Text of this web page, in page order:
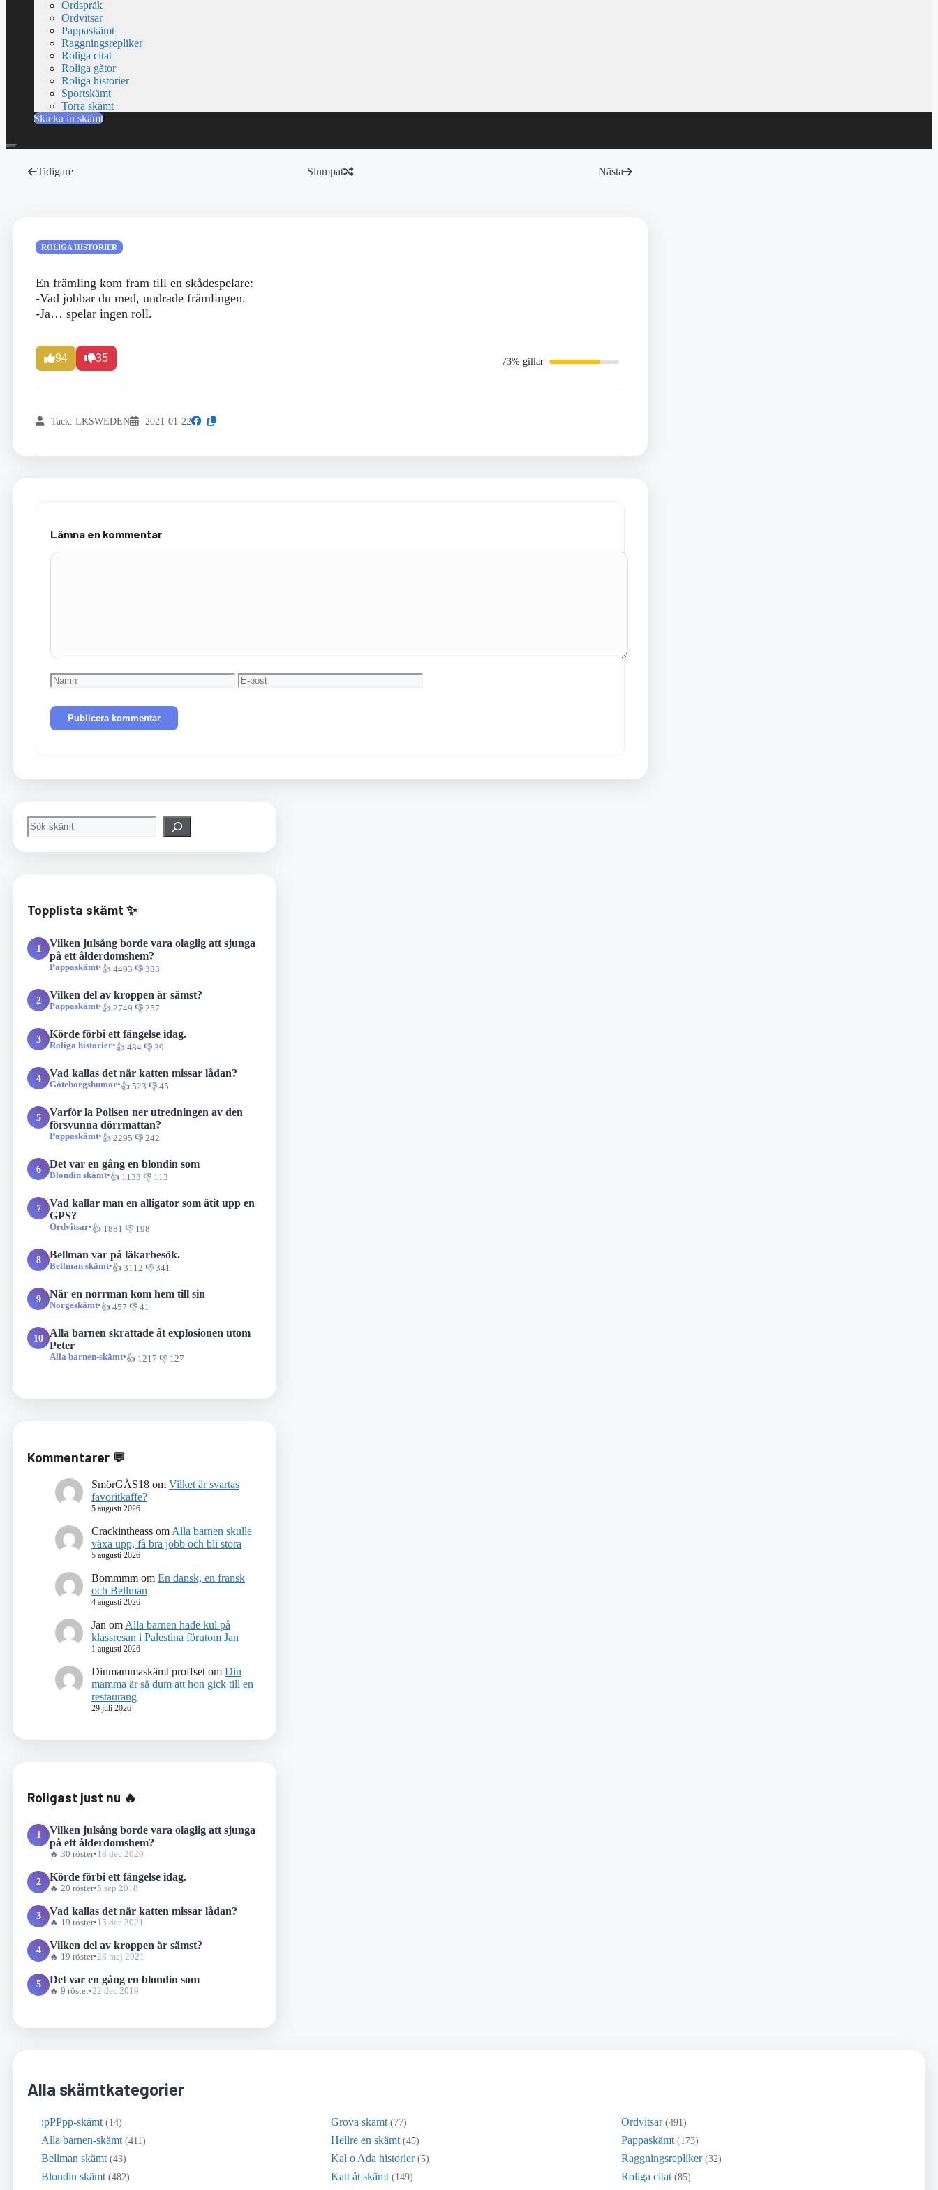
Ordspråk
Ordvitsar
Pappaskämt
Raggningsrepliker
Roliga citat
Roliga gåtor
Roliga historier
Sportskämt
Torra skämt
Skicka in skämt
Tidigare Slumpat Nästa
ROLIGA HISTORIER
En främling kom fram till en skådespelare:
-Vad jobbar du med, undrade främlingen.
-Ja… spelar ingen roll.
94 35 73% gillar
Tack: LKSWEDEN 2021-01-22
Lämna en kommentar
Kommentar
Namn
E-
post
Sök
Topplista skämt ✨
1
Vilken julsång borde vara olaglig att sjunga
på ett ålderdomshem?
Pappaskämt•👍 4493 👎 383
2 Vilken del av kroppen är sämst?
Pappaskämt•👍 2749 👎 257
3 Körde förbi ett fängelse idag.
Roliga historier•👍 484 👎 39
4 Vad kallas det när katten missar lådan?
Göteborgshumor•👍 523 👎 45
5
Varför la Polisen ner utredningen av den
försvunna dörrmattan?
Pappaskämt•👍 2295 👎 242
6 Det var en gång en blondin som
Blondin skämt•👍 1133 👎 113
7
Vad kallar man en alligator som ätit upp en
GPS?
Ordvitsar•👍 1881 👎 198
8 Bellman var på läkarbesök.
Bellman skämt•👍 3112 👎 341
9 När en norrman kom hem till sin
Norgeskämt•👍 457 👎 41
10
Alla barnen skrattade åt explosionen utom
Peter
Alla barnen-skämt•👍 1217 👎 127
Kommentarer 💬
SmörGÅS18 om Vilket är svartas
favoritkaffe?
5 augusti 2026
Crackintheass om Alla barnen skulle
växa upp, få bra jobb och bli stora
5 augusti 2026
Bommmm om En dansk, en fransk
och Bellman
4 augusti 2026
Jan om Alla barnen hade kul på
klassresan i Palestina förutom Jan
1 augusti 2026
Dinmammaskämt proffset om Din
mamma är så dum att hon gick till en
restaurang
29 juli 2026
Roligast just nu 🔥
1
Vilken julsång borde vara olaglig att sjunga
på ett ålderdomshem?
🔥 30 röster•18 dec 2020
2 Körde förbi ett fängelse idag.
🔥 20 röster•5 sep 2018
3 Vad kallas det när katten missar lådan?
🔥 19 röster•15 dec 2021
4 Vilken del av kroppen är sämst?
🔥 19 röster•28 maj 2021
5 Det var en gång en blondin som
🔥 9 röster•22 dec 2019
Alla skämtkategorier
:pPPpp-skämt (14)
Alla barnen-skämt (411)
Bellman skämt (43)
Blondin skämt (482)
Grova skämt(77)
Hellre en skämt(45)
Kal o Ada historier(5)
Katt åt skämt(149)
Ordvitsar(491)
Pappaskämt (173)
Raggningsrepliker(32)
Roliga citat (85)